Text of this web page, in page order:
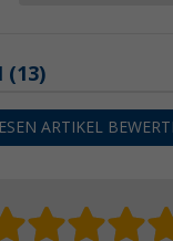
(13)
ARTIKEL